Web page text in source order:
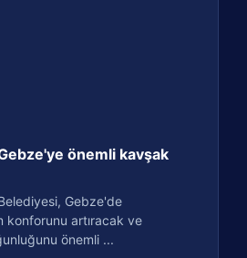
önemli kavşak
Gebze'de
konforunu artıracak ve
önemli ...